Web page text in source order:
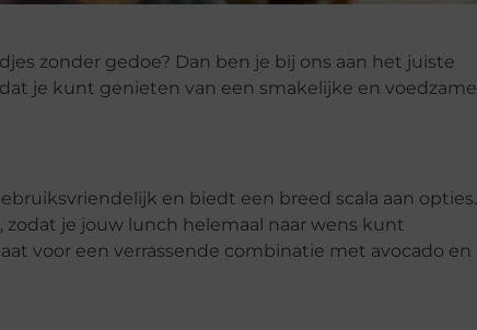
zonder gedoe? Dan ben je bij ons aan het juiste
je kunt genieten van een smakelijke en voedzame
en biedt een breed scala aan opties.
je jouw lunch helemaal naar wens kunt
voor een verrassende combinatie met avocado en